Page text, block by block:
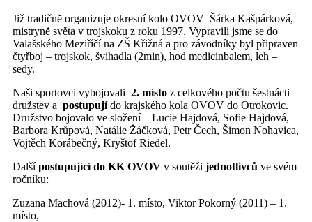
Již tradičně organizuje okresní kolo OVOV Šárka Kašpárková,
mistryně světa v trojskoku z roku 1997. Vypravili jsme se do
Valašského Meziříčí na ZŠ Křižná a pro závodníky byl připraven
čtyřboj – trojskok, švihadla (2min), hod medicinbalem, leh –
sedy.
Naši sportovci vybojovali 2. místo z celkového počtu šestnácti
družstev a postupujído krajského kola OVOV do Otrokovic.
Družstvo bojovalo ve složení – Lucie Hajdová, Sofie Hajdová,
Barbora Krůpová, Natálie Žáčková, Petr Čech, Šimon Nohavica,
Vojtěch Korábečný, Kryštof Riedel.
Dalšípostupující do KK OVOV v soutěži jednotlivců ve svém
ročníku:
Zuzana Machová (2012)- 1. místo, Viktor Pokorný (2011) – 1.
místo,